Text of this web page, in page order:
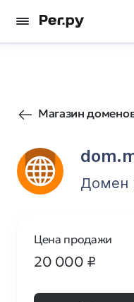
Магазин
Домен
Цена продажи
20 000 ₽